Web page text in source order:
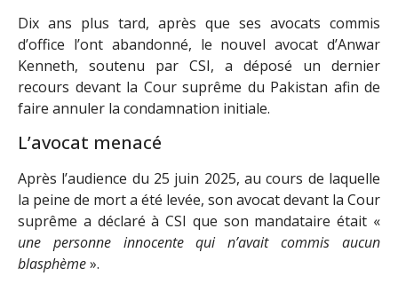
Dix ans plus tard, après que ses avocats commis
d’office l’ont abandonné, le nouvel avocat d’Anwar
Kenneth, soutenu par CSI, a déposé un dernier
recours devant la Cour suprême du Pakistan afin de
faire annuler la condamnation initiale.
L’avocat menacé
Après l’audience du 25 juin 2025, au cours de laquelle
la peine de mort a été levée, son avocat devant la Cour
suprême a déclaré à CSI que son mandataire était «
une personne innocente qui n’avait commis aucun
blasphème».